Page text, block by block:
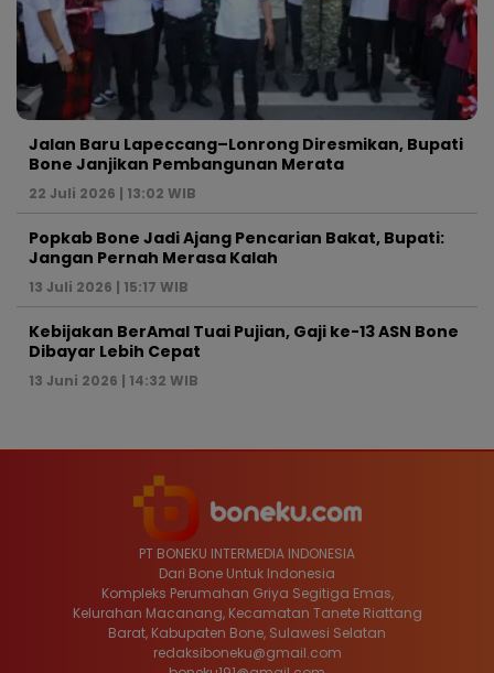
Jalan Baru Lapeccang–Lonrong Diresmikan, Bupati
Bone Janjikan Pembangunan Merata
22 Juli 2026 | 13:02 WIB
Popkab Bone Jadi Ajang Pencarian Bakat, Bupati:
Jangan Pernah Merasa Kalah
13 Juli 2026 | 15:17 WIB
Kebijakan BerAmal Tuai Pujian, Gaji ke-13 ASN Bone
Dibayar Lebih Cepat
13 Juni 2026 | 14:32 WIB
PT BONEKU INTERMEDIA INDONESIA
Dari Bone Untuk Indonesia
Kompleks Perumahan Griya Segitiga Emas,
Kelurahan Macanang, Kecamatan Tanete Riattang
Barat, Kabupaten Bone, Sulawesi Selatan
redaksiboneku@gmail.com